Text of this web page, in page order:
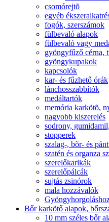
csomórejtõ
egyéb
fogók, szerszámok
fülbevaló alapok
fülbevaló vagy
gyöngyfűző cérna,
gyöngykupakok
kapcsolók
kar- és fűzhető órák
lánchosszabbítók
medáltartók
memória karkötõ,
nagyobb kiszerelés
sodrony,
stopperek
szalag-, bõr- és
szatén és organza
szerelőkarikák
szerelőpálcák
sujtás zsinórok
mala hozzávalók
Bőr karkötő alapok,
10 mm széles bőr